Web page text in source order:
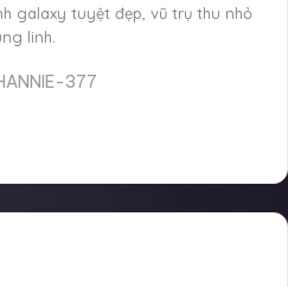
galaxy tuyệt đẹp, vũ trụ thu nhỏ
linh.
377